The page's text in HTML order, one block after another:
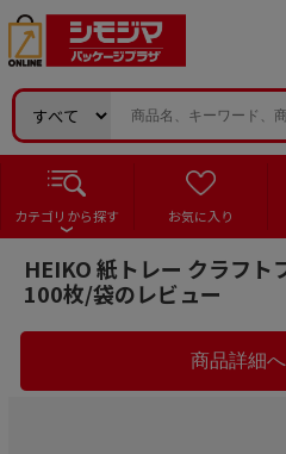
カテゴリから探す お気に入り
HEIKO 紙トレー クラフト
100枚/袋のレビュー